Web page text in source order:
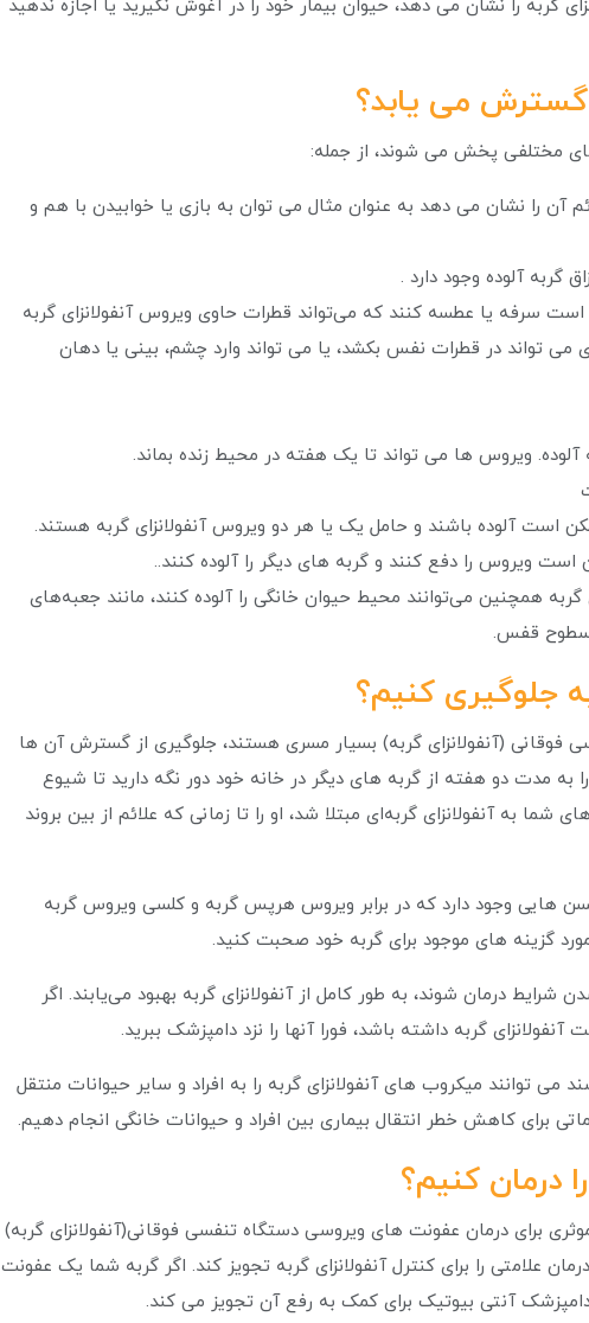
گربه را نشان می دهد، حیوان بیمار خود را در آغوش نگیرید یا اجازه ندهید
می یابد؟
مختلفی پخش می شوند، از جمله:
آن را نشان می دهد به عنوان مثال می توان به بازی یا خوابیدن با هم و
گربه آلوده وجود دارد .
سرفه یا عطسه کنند که می‌تواند قطرات حاوی ویروس آنفولانزای گربه
تواند در قطرات نفس بکشد، یا می تواند وارد چشم، بینی یا دهان
ویروس ها می تواند تا یک هفته در محیط زنده بماند.
است آلوده باشند و حامل یک یا هر دو ویروس آنفولانزای گربه هستند.
ویروس را دفع کنند و گربه های دیگر را آلوده کنند..
همچنین می‌توانند محیط حیوان خانگی را آلوده کنند، مانند جعبه‌های
سطوح قفس.
جلوگیری کنیم؟
فوقانی (آنفولانزای گربه) بسیار مسری هستند، جلوگیری از گسترش آن ها
مدت دو هفته از گربه های دیگر در خانه خود دور نگه دارید تا شیوع
شما به آنفولانزای گربه‌ای مبتلا شد، او را تا زمانی که علائم از بین بروند
اما واکسن هایی وجود دارد که در برابر ویروس هرپس گربه و کلسی ویروس گربه
گزینه های موجود برای گربه خود صحبت کنید.
شرایط درمان شوند، به طور کامل از آنفولانزای گربه بهبود می‌یابند. اگر
گربه داشته باشد، فورا آنها را نزد دامپزشک ببرید.
توانند میکروب های آنفولانزای گربه را به افراد و سایر حیوانات منتقل
برای کاهش خطر انتقال بیماری بین افراد و حیوانات خانگی انجام دهیم.
درمان کنیم؟
برای درمان عفونت های ویروسی دستگاه تنفسی فوقانی(آنفولانزای گربه)
علامتی را برای کنترل آنفولانزای گربه تجویز کند. اگر گربه شما یک عفونت
دامپزشک آنتی بیوتیک برای کمک به رفع آن تجویز می کند.